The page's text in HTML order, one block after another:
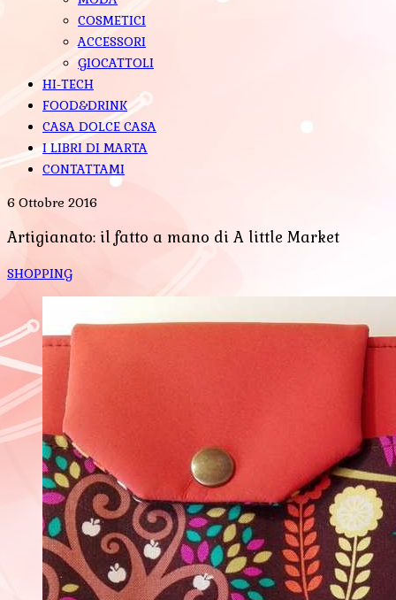
COSMETICI
ACCESSORI
GIOCATTOLI
HI-TECH
FOOD&DRINK
CASA DOLCE CASA
I LIBRI DI MARTA
CONTATTAMI
6 Ottobre 2016
Artigianato: il fatto a mano di A little Market
SHOPPING